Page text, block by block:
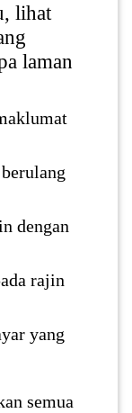
lihat
laman
dengan
rajin
yang
semua